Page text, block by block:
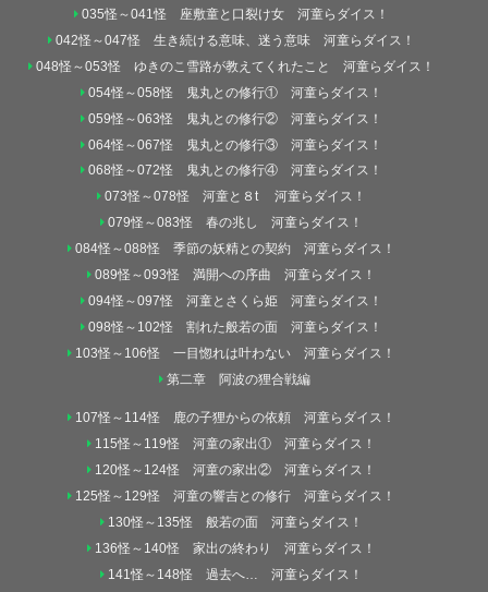
035怪～041怪 座敷童と口裂け女 河童らダイス！
042怪～047怪 生き続ける意味、迷う意味 河童らダイス！
048怪～053怪 ゆきのこ雪路が教えてくれたこと 河童らダイス！
054怪～058怪 鬼丸との修行① 河童らダイス！
059怪～063怪 鬼丸との修行② 河童らダイス！
064怪～067怪 鬼丸との修行③ 河童らダイス！
068怪～072怪 鬼丸との修行④ 河童らダイス！
073怪～078怪 河童と８t 河童らダイス！
079怪～083怪 春の兆し 河童らダイス！
084怪～088怪 季節の妖精との契約 河童らダイス！
089怪～093怪 満開への序曲 河童らダイス！
094怪～097怪 河童とさくら姫 河童らダイス！
098怪～102怪 割れた般若の面 河童らダイス！
103怪～106怪 一目惚れは叶わない 河童らダイス！
第二章 阿波の狸合戦編
107怪～114怪 鹿の子狸からの依頼 河童らダイス！
115怪～119怪 河童の家出① 河童らダイス！
120怪～124怪 河童の家出② 河童らダイス！
125怪～129怪 河童の響吉との修行 河童らダイス！
130怪～135怪 般若の面 河童らダイス！
136怪～140怪 家出の終わり 河童らダイス！
141怪～148怪 過去へ… 河童らダイス！